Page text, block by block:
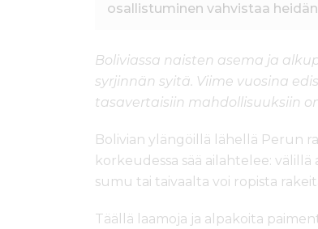
osallistuminen vahvistaa
Boliviassa naisten asema ja
syrjinnän syitä. Viime vuosina
tasavertaisiin mahdollisuuksiin
Bolivian ylängöillä lähellä Perun
korkeudessa sää ailahtelee:
sumu tai taivaalta voi ropista
Täällä laamoja ja alpakoita